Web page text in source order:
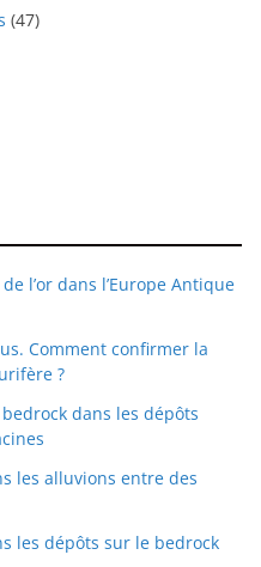
(47)
l’or dans l’Europe Antique
Comment confirmer la
?
dans les dépôts
les alluvions entre des
les dépôts sur le bedrock